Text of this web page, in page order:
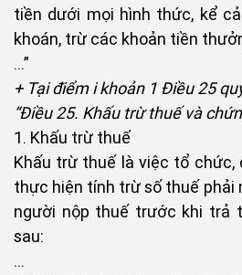
tiền dưới mọi hình thức, kể
khoán, trừ các khoản tiền
…”
+ Tại điểm i khoản 1 Điều 25
“Điều 25. Khấu trừ thuế và
1. Khấu trừ thuế
Khấu trừ thuế là việc tổ chức,
thực hiện tính trừ số thuế phải
người nộp thuế trước khi trả
sau:
...